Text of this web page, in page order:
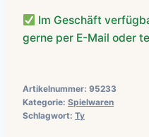
Im Geschäft
gerne per E-Mail oder
Artikelnummer: 95233
Kategorie: Spielwaren
Schlagwort: Ty